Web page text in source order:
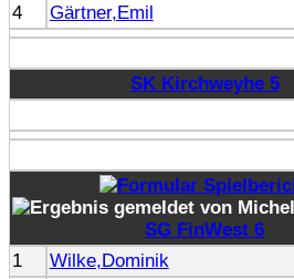
4
Gärtner,Emil
SK Kirchweyhe 5
SG FinWest 6
1 Wilke,Dominik